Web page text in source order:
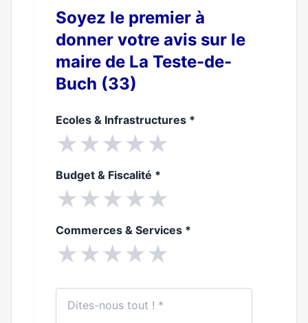
Soyez le premier à
donner votre avis sur le
maire de La Teste-de-
Buch (33)
Ecoles & Infrastructures *
★★★★★
Budget & Fiscalité *
★★★★★
Commerces & Services *
★★★★★